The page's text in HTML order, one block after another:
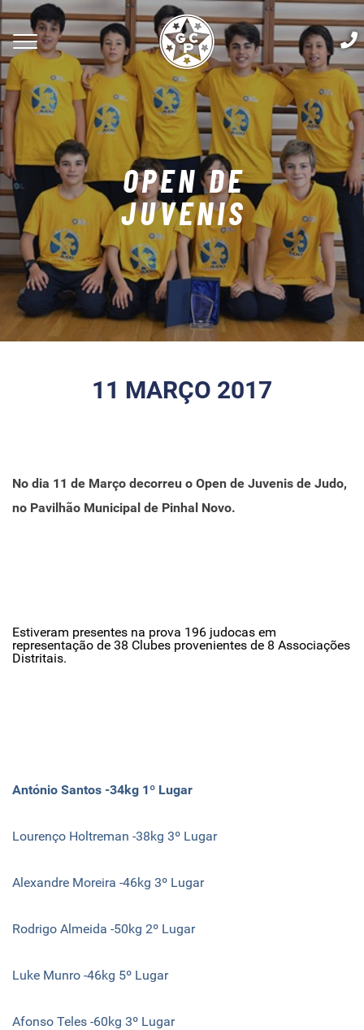
OPEN DE
JUVENIS
11 MARÇO 2017
No dia 11 de Março decorreu o Open de Juvenis de Judo,
no Pavilhão Municipal de Pinhal Novo.
Estiveram presentes na prova 196 judocas em
representação de 38 Clubes provenientes de 8 Associações
Distritais.
António Santos -34kg 1º Lugar
Lourenço Holtreman -38kg 3º Lugar
Alexandre Moreira -46kg 3º Lugar
Rodrigo Almeida -50kg 2º Lugar
Luke Munro -46kg 5º Lugar
Afonso Teles -60kg 3º Lugar